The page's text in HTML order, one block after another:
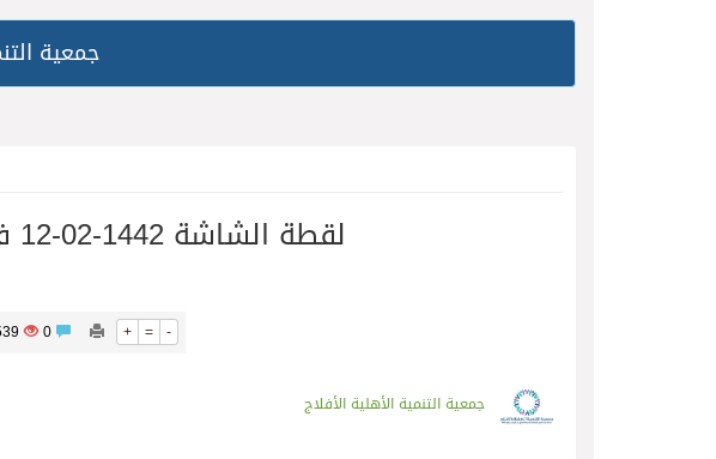
جمعية
‏لقطة الشاشة 1442-02-12 في 6.42.29 ص
+ = -
0
539
جمعية التنمية الأهلية الأفلاج